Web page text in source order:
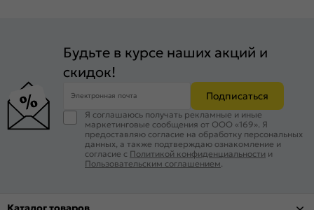
Будьте в курсе наших акций и
скидок!
Электронная почта Подписаться
Я соглашаюсь получать рекламные и иные
маркетинговые сообщения от ООО «169». Я
предоставляю согласие на обработку персональных
данных, а также подтверждаю ознакомление и
согласие с Политикой конфиденциальности и
Пользовательским соглашением